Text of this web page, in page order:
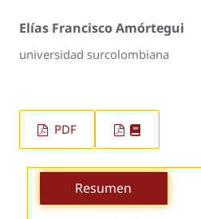
Elías Francisco Amórtegui
universidad surcolombiana
PDF
Resumen